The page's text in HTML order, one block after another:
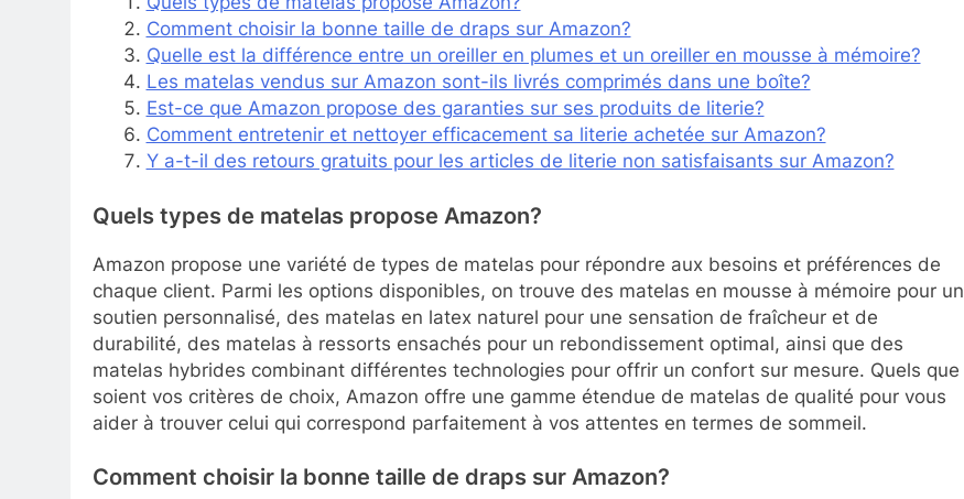
Comment choisir la bonne taille de draps sur Amazon?
Quelle est la différence entre un oreiller en plumes et un oreiller en mousse à mémoire?
Les matelas vendus sur Amazon sont-ils livrés comprimés dans une boîte?
Est-ce que Amazon propose des garanties sur ses produits de literie?
Comment entretenir et nettoyer efficacement sa literie achetée sur Amazon?
Y a-t-il des retours gratuits pour les articles de literie non satisfaisants sur Amazon?
Quels types de matelas propose Amazon?
Amazon propose une variété de types de matelas pour répondre aux besoins et préférences de
chaque client. Parmi les options disponibles, on trouve des matelas en mousse à mémoire pour un
soutien personnalisé, des matelas en latex naturel pour une sensation de fraîcheur et de
durabilité, des matelas à ressorts ensachés pour un rebondissement optimal, ainsi que des
matelas hybrides combinant différentes technologies pour offrir un confort sur mesure. Quels que
soient vos critères de choix, Amazon offre une gamme étendue de matelas de qualité pour vous
aider à trouver celui qui correspond parfaitement à vos attentes en termes de sommeil.
Comment choisir la bonne taille de draps sur Amazon?